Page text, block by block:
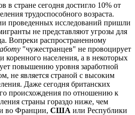
в стране сегодня достигло 10% от
трудоспособного возраста.
проведенных исследований пришли
не представляют угрозы для
Вопреки распространенному
"чужестранцев" не провоцирует
коренного населения, а в некоторых
повышению уровня заработной
не является страной с высоким
Даже сегодня британских
происхождения по отношению к
страны гораздо ниже, чем
во Франции, США или Республики